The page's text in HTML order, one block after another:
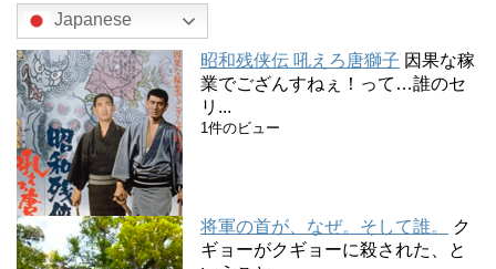
Japanese
昭和残侠伝 吼えろ唐獅子 因果な稼
業でござんすねぇ！って…誰のセ
リ...
1件のビュー
将軍の首が、なぜ。そして誰。
ク
ギョーがクギョーに殺された、と